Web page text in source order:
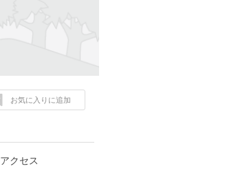
お気に入りに追加
アクセス